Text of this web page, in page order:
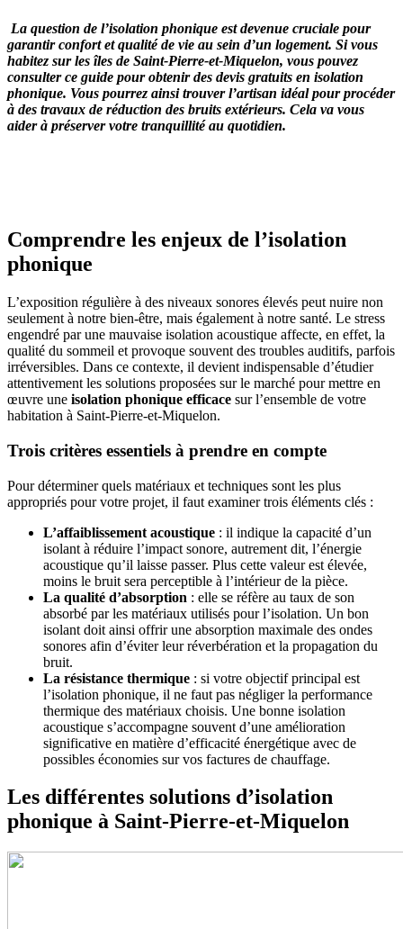
La question de l’isolation phonique est devenue cruciale pour
garantir confort et qualité de vie au sein d’un logement. Si vous
habitez sur les îles de Saint-Pierre-et-Miquelon, vous pouvez
consulter ce guide pour obtenir des devis gratuits en isolation
phonique. Vous pourrez ainsi trouver l’artisan idéal pour procéder
à des travaux de réduction des bruits extérieurs. Cela va vous
aider à préserver votre tranquillité au quotidien.
Comprendre les enjeux de l’isolation
phonique
L’exposition régulière à des niveaux sonores élevés peut nuire non
seulement à notre bien-être, mais également à notre santé. Le stress
engendré par une mauvaise isolation acoustique affecte, en effet, la
qualité du sommeil et provoque souvent des troubles auditifs, parfois
irréversibles. Dans ce contexte, il devient indispensable d’étudier
attentivement les solutions proposées sur le marché pour mettre en
œuvre une isolation phonique efficace sur l’ensemble de votre
habitation à Saint-Pierre-et-Miquelon.
Trois critères essentiels à prendre en compte
Pour déterminer quels matériaux et techniques sont les plus
appropriés pour votre projet, il faut examiner trois éléments clés :
L’affaiblissement acoustique : il indique la capacité d’un
isolant à réduire l’impact sonore, autrement dit, l’énergie
acoustique qu’il laisse passer. Plus cette valeur est élevée,
moins le bruit sera perceptible à l’intérieur de la pièce.
La qualité d’absorption : elle se réfère au taux de son
absorbé par les matériaux utilisés pour l’isolation. Un bon
isolant doit ainsi offrir une absorption maximale des ondes
sonores afin d’éviter leur réverbération et la propagation du
bruit.
La résistance thermique : si votre objectif principal est
l’isolation phonique, il ne faut pas négliger la performance
thermique des matériaux choisis. Une bonne isolation
acoustique s’accompagne souvent d’une amélioration
significative en matière d’efficacité énergétique avec de
possibles économies sur vos factures de chauffage.
Les différentes solutions d’isolation
phonique à Saint-Pierre-et-Miquelon